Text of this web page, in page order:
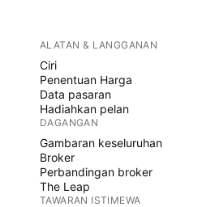
ALATAN & LANGGANAN
Ciri
Penentuan Harga
Data pasaran
Hadiahkan pelan
DAGANGAN
Gambaran keseluruhan
Broker
Perbandingan broker
The Leap
TAWARAN ISTIMEWA